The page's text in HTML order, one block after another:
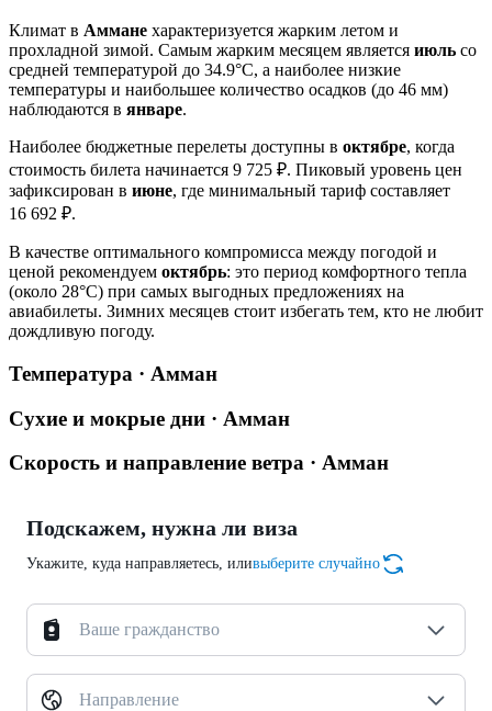
Климат в Аммане характеризуется жарким летом и
прохладной зимой. Самым жарким месяцем является июль со
средней температурой до 34.9°C, а наиболее низкие
температуры и наибольшее количество осадков (до 46 мм)
наблюдаются в январе.
Наиболее бюджетные перелеты доступны в октябре, когда
стоимость билета начинается 9 725 ₽. Пиковый уровень цен
зафиксирован в июне, где минимальный тариф составляет
16 692 ₽.
В качестве оптимального компромисса между погодой и
ценой рекомендуем октябрь: это период комфортного тепла
(около 28°C) при самых выгодных предложениях на
авиабилеты. Зимних месяцев стоит избегать тем, кто не любит
дождливую погоду.
Температура · Амман
Сухие и мокрые дни · Амман
Скорость и направление ветра · Амман
Подскажем, нужна ли виза
Укажите, куда направляетесь, иливыберите случайно
Ваше гражданство
Направление